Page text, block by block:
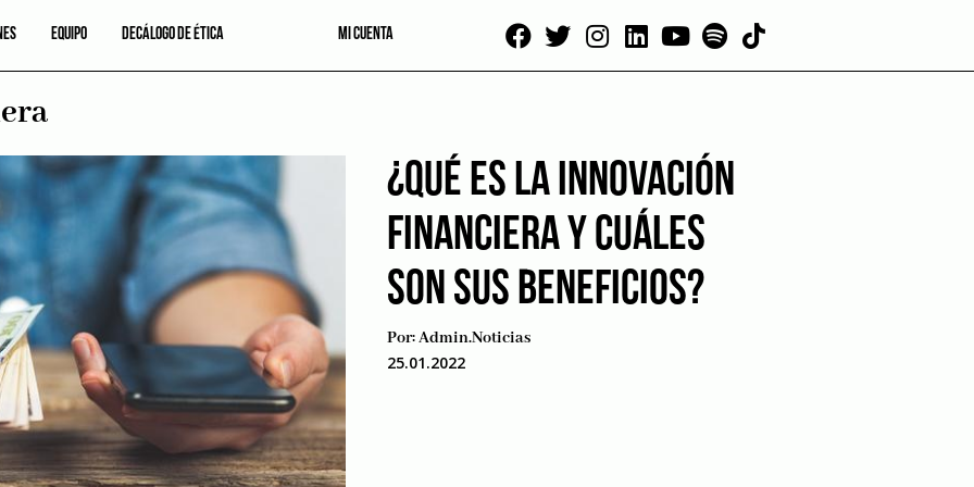
EQUIPO DECÁLOGO DE ÉTICA MI CUENTA
¿QUÉ ES LA INNOVACIÓN
FINANCIERA Y CUÁLES
SON SUS BENEFICIOS?
Por:Admin.noticias
25.01.2022